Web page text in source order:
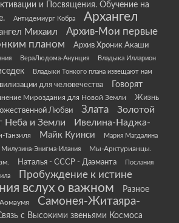
и Посвящения. Обучение на
Антидемиург Кобра
Архангел
Михаил
Архив-Мои первые
планом
Архив Хроник Акаши
ВераЛюдома-Анунция Владыка Илларион
Владыки Тонкого плана извещают нам
для человечества
Говорят
Мироздания для Новой Земли
Жизнь
Любви
Злата
Золотой
Неба и Земли
Ивелина-Наджа-
Танзиля Майк Куинси Мария Магдалина
Милузина-Энигма-Илания
Мы-Арктурианцы.
Наталья - СССР - Даэманта
Послания
Пробуждение к истине
вслух о важном Разное
Самонея-Житаяра-
с Высокими звеньями Космоса